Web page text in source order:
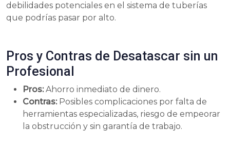
debilidades potenciales en el sistema de tuberías
que podrías pasar por alto.
Pros y Contras de Desatascar sin un
Profesional
Pros:Ahorro inmediato de dinero.
Contras:Posibles complicaciones por falta de
herramientas especializadas, riesgo de empeorar
la obstrucción y sin garantía de trabajo.